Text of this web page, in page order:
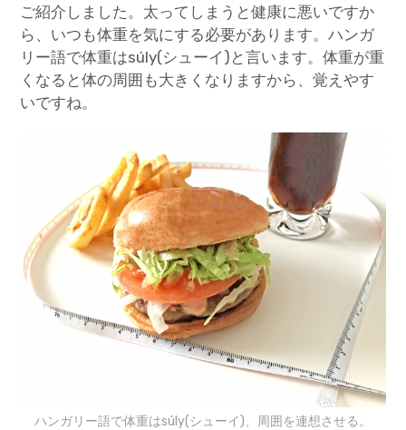
ご紹介しました。太ってしまうと健康に悪いですか
ら、いつも体重を気にする必要があります。ハンガ
リー語で体重はsúly(シューイ)と言います。体重が重
くなると体の周囲も大きくなりますから、覚えやす
いですね。
ハンガリー語で体重はsúly(シューイ)、周囲を連想させる。